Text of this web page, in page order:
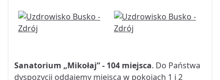
Sanatorium „Mikołaj” - 104 miejsca. Do Państwa
dyspozycji oddajemy miejsca w pokojach 1 i 2